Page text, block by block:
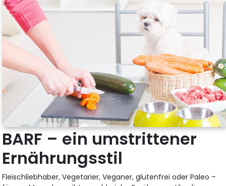
BARF – ein umstrittener
Ernährungsstil
Fleischliebhaber, Vegetarier, Veganer, glutenfrei oder Paleo –